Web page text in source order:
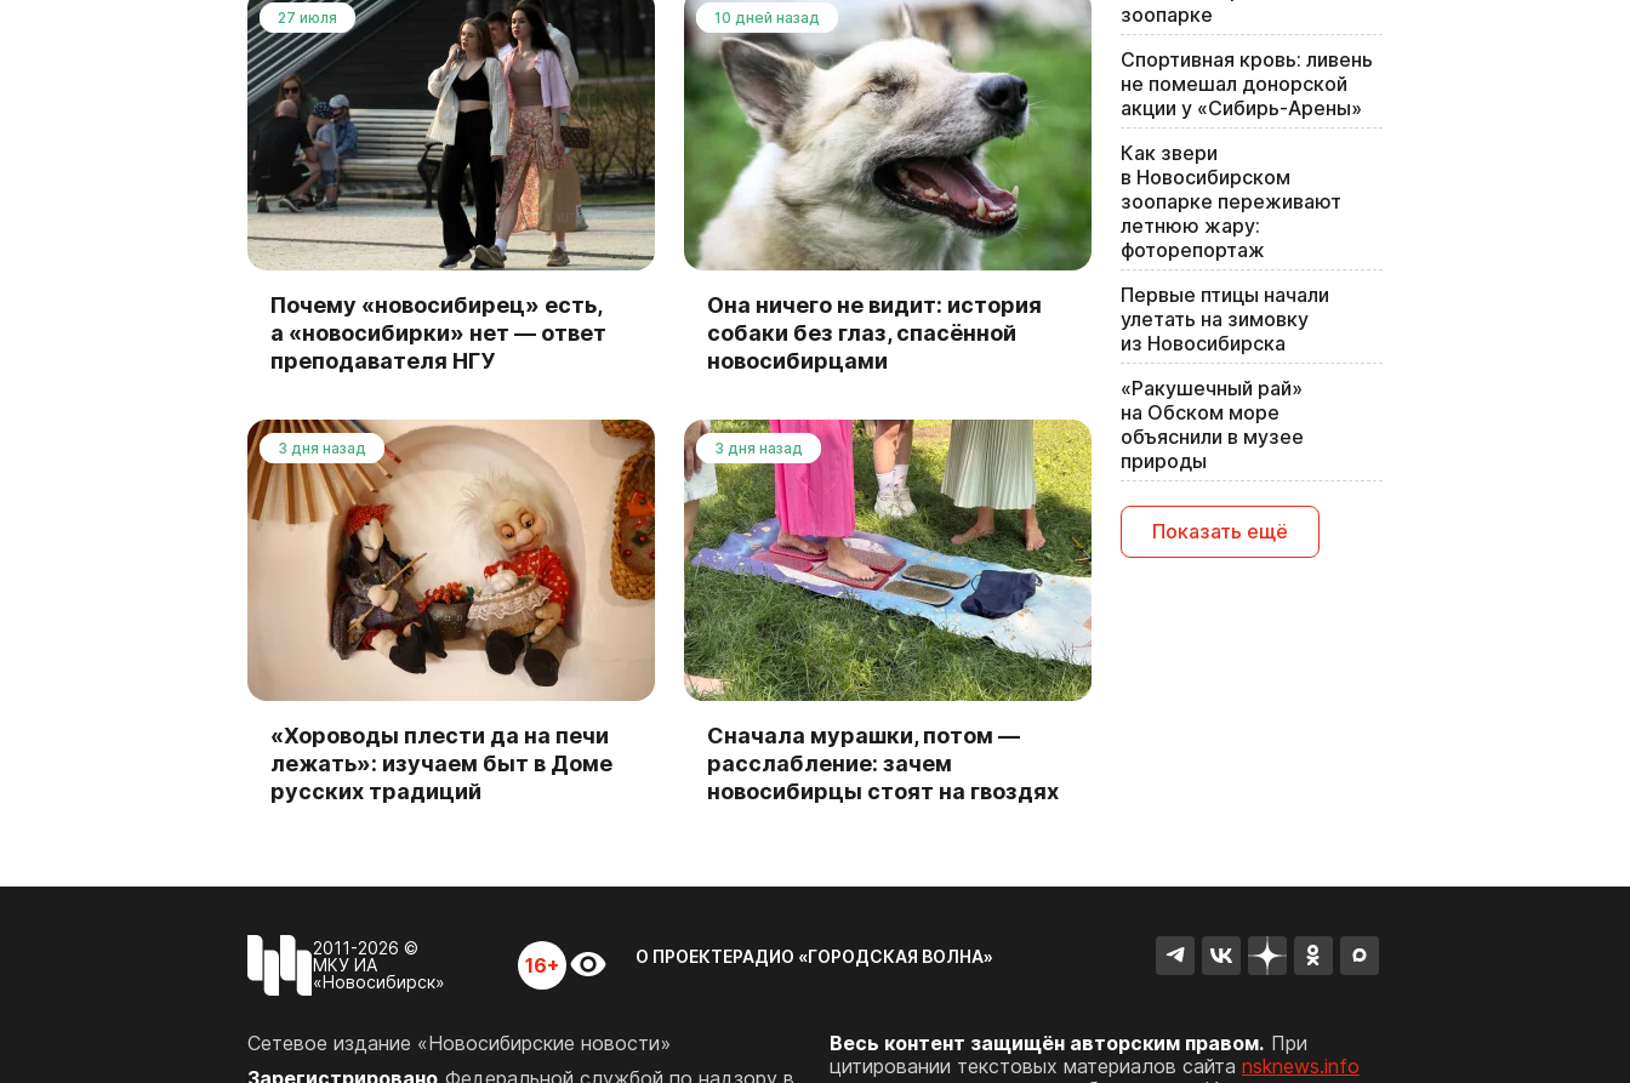
27 июля
Почему «новосибирец» есть,
а «новосибирки» нет — ответ
преподавателя НГУ
10 дней назад
Она ничего не видит: история
собаки без глаз, спасённой
новосибирцами
3 дня назад
«Хороводы плести да на печи
лежать»: изучаем быт в Доме
русских традиций
3 дня назад
Сначала мурашки, потом —
расслабление: зачем
новосибирцы стоят на гвоздях
зоопарке
Спортивная кровь: ливень
не помешал донорской
акции у «Сибирь-Арены»
Как звери
в Новосибирском
зоопарке переживают
летнюю жару:
фоторепортаж
Первые птицы начали
улетать на зимовку
из Новосибирска
«Ракушечный рай»
на Обском море
объяснили в музее
природы
Показать ещё
2011-2026 ©
МКУ ИА
«Новосибирск»
16+ О ПРОЕКТЕРАДИО «ГОРОДСКАЯ ВОЛНА»
Сетевое издание «Новосибирские новости»
Зарегистрировано Федеральной службой по надзору в
Весь контент защищён авторским правом. При
цитировании текстовых материалов сайта nsknews.info